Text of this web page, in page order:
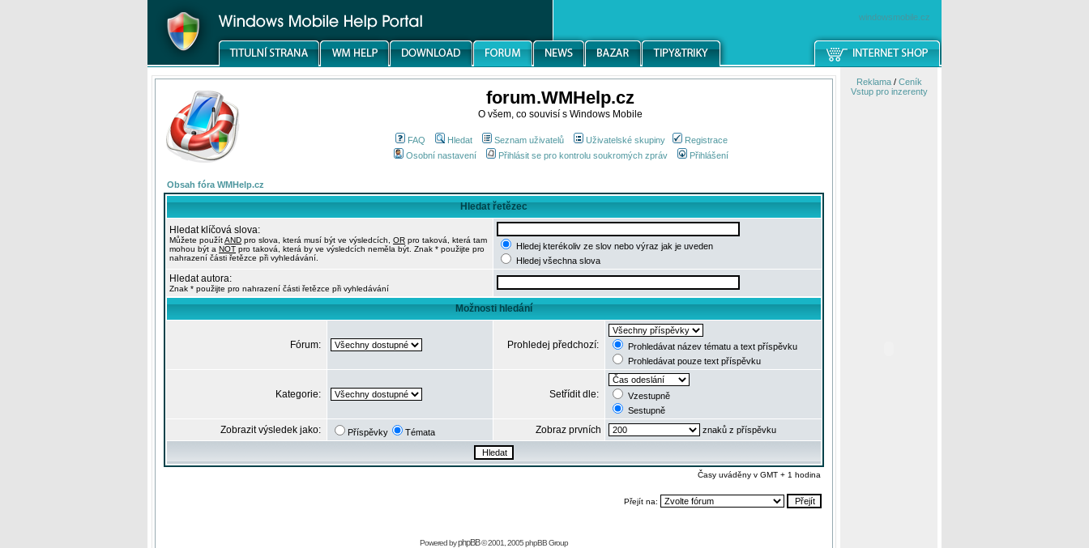
windowsmobile.cz
forum.WMHelp.cz
O všem, co souvisí s Windows Mobile
FAQ Hledat Seznam uživatelů Uživatelské skupiny
Registrace
Osobní nastavení
Přihlásit se pro kontrolu soukromých zpráv Přihlášení
Obsah fóra WMHelp.cz
Hledat řetězec
Hledat klíčová slova:
Můžete použítAND pro slova, která musí být ve výsledcích, OR pro taková, která tam
mohou být a NOT pro taková, která by ve výsledcích neměla být. Znak * použijte pro
nahrazení části řetězce při vyhledávání.
Hledej kterékoliv ze slov nebo výraz jak je uveden
Hledej všechna slova
Hledat autora:
Znak * použijte pro nahrazení části řetězce při vyhledávání
Možnosti hledání
Fórum: Prohledej předchozí:
Prohledávat název tématu a text příspěvku
Prohledávat pouze text příspěvku
Kategorie: Setřídit dle:
Vzestupně
Sestupně
Zobrazit výsledek jako: Příspěvky Témata Zobraz prvních znaků z příspěvku
Časy uváděny v GMT + 1 hodina
Přejít na:
Powered byphpBB© 2001, 2005 phpBB Group
Reklama/ Ceník
Vstup pro inzerenty